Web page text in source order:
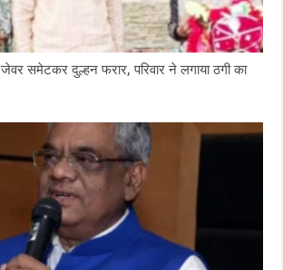
जेवर समेटकर दुल्हन फरार, परिवार ने लगाया ठगी का